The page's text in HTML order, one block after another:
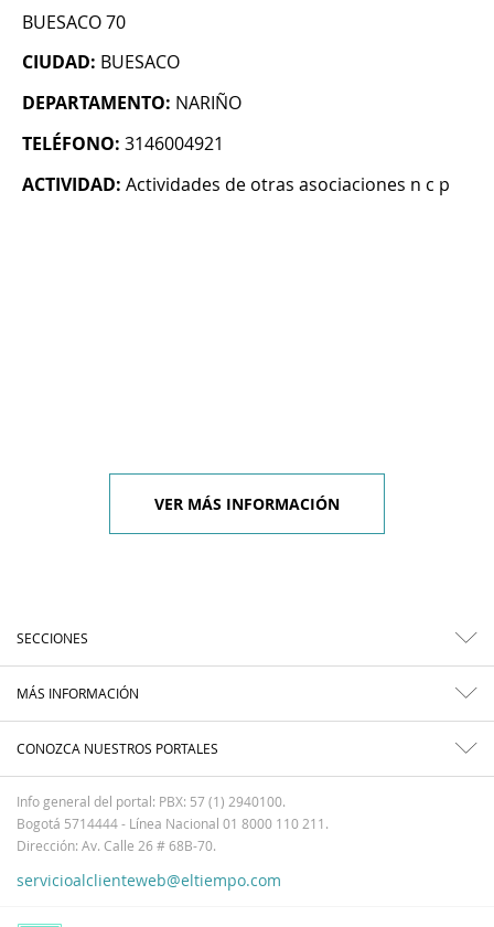
BUESACO 70
CIUDAD: BUESACO
DEPARTAMENTO: NARIÑO
TELÉFONO: 3146004921
ACTIVIDAD: Actividades de otras asociaciones n c p
VER MÁS INFORMACIÓN
SECCIONES
MÁS INFORMACIÓN
CONOZCA NUESTROS PORTALES
Info general del portal: PBX: 57 (1) 2940100.
Bogotá 5714444 - Línea Nacional 01 8000 110 211.
Dirección: Av. Calle 26 # 68B-70.
servicioalclienteweb@eltiempo.com